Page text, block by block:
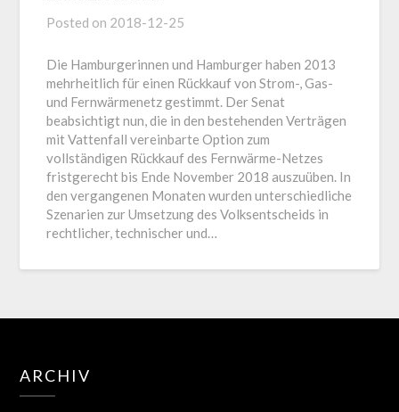
Posted on 2018-12-25
Die Hamburgerinnen und Hamburger haben 2013
mehrheitlich für einen Rückkauf von Strom-, Gas-
und Fernwärmenetz gestimmt. Der Senat
beabsichtigt nun, die in den bestehenden Verträgen
mit Vattenfall vereinbarte Option zum
vollständigen Rückkauf des Fernwärme-Netzes
fristgerecht bis Ende November 2018 auszuüben. In
den vergangenen Monaten wurden unterschiedliche
Szenarien zur Umsetzung des Volksentscheids in
rechtlicher, technischer und…
ARCHIV